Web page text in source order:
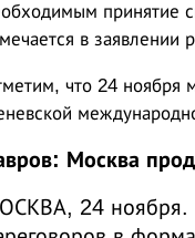
принятие
в заявлении
что 24 ноября
Москва
24 ноября.